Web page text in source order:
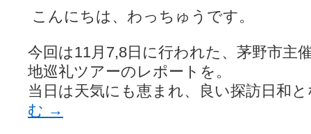
こんにちは、わっちゅうです。
今回は11月7,8日に行われた、茅野市主
地巡礼ツアーのレポートを。
当日は天気にも恵まれ、良い探訪日和
む →